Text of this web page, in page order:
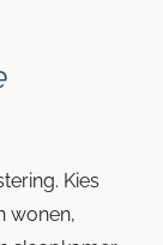
Kies
wonen,